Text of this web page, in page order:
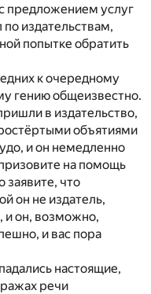
предложением услуг
издательствам,
попытке обратить
к очередному
гению общеизвестно.
в издательство,
объятиями
и он немедленно
на помощь
заявите, что
он не издатель,
и он, возможно,
и вас пора
настоящие,
речи